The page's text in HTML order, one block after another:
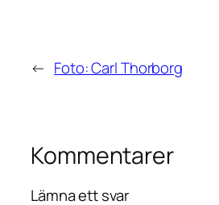
← Foto: Carl Thorborg
Kommentarer
Lämna ett svar